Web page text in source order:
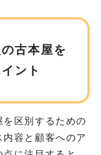
古本屋を
ント
区別するための
容と顧客へのア